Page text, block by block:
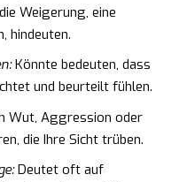
Weigerung, eine
hindeuten.
Könnte bedeuten, dass
und beurteilt fühlen.
Wut, Aggression oder
die Ihre Sicht trüben.
Deutet oft auf